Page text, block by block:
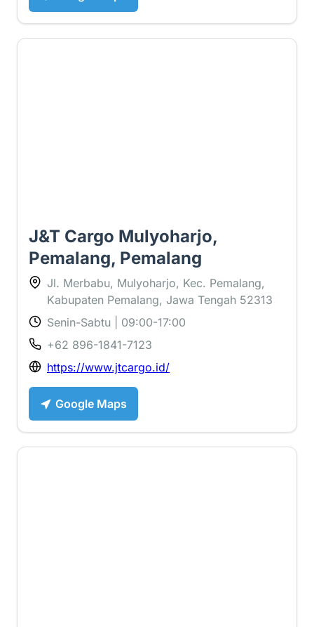
J&T Cargo Mulyoharjo,
Pemalang, Pemalang
Jl. Merbabu, Mulyoharjo, Kec. Pemalang,
Kabupaten Pemalang, Jawa Tengah 52313
Senin-Sabtu | 09:00-17:00
+62 896-1841-7123
https://www.jtcargo.id/
Google Maps